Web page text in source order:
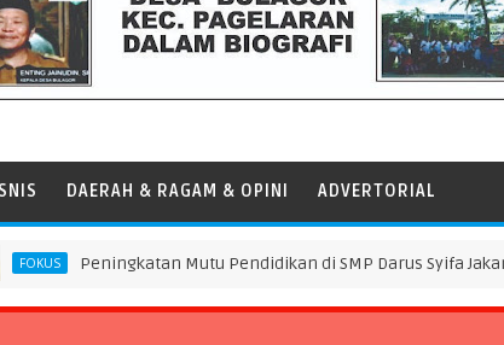
DAERAH & RAGAM & OPINI ADVERTORIAL
Peningkatan Mutu Pendidikan di SMP Darus Syifa Jakarta Utara